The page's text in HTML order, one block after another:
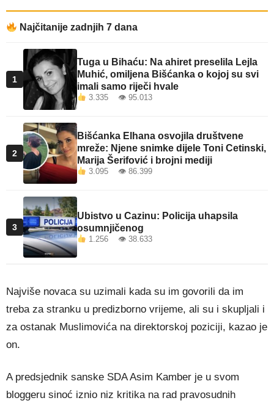
Najčitanije zadnjih 7 dana
1
Tuga u Bihaću: Na ahiret preselila Lejla
Muhić, omiljena Bišćanka o kojoj su svi
imali samo riječi hvale
3.335 👁 95.013
2
Bišćanka Elhana osvojila društvene
mreže: Njene snimke dijele Toni Cetinski,
Marija Šerifović i brojni mediji
3.095 👁 86.399
3
Ubistvo u Cazinu: Policija uhapsila
osumnjičenog
1.256 👁 38.633
Najviše novaca su uzimali kada su im govorili da im
treba za stranku u predizborno vrijeme, ali su i skupljali i
za ostanak Muslimovića na direktorskoj poziciji, kazao je
on.
A predsjednik sanske SDA Asim Kamber je u svom
bloggeru sinoć iznio niz kritika na rad pravosudnih